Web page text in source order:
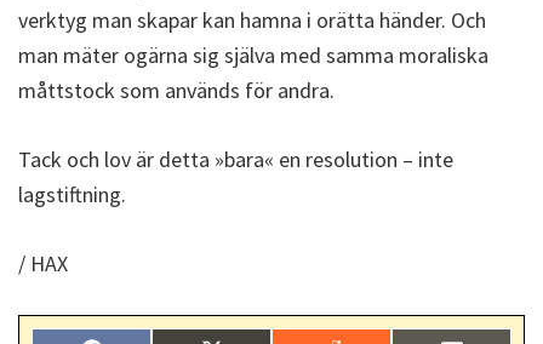
verktyg man skapar kan hamna i orätta händer. Och
man mäter ogärna sig själva med samma moraliska
måttstock som används för andra.
Tack och lov är detta »bara« en resolution – inte
lagstiftning.
/ HAX